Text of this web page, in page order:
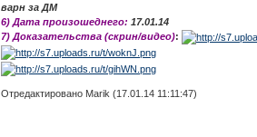
варн за ДМ
6) Дата произошеднего: 17.01.14
7) Доказательства (скрин/видео):
Отредактировано Marik (17.01.14 11:11:47)